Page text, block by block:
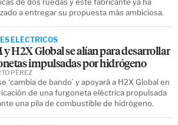
a entregar su propuesta más ambiciosa.
ELÉCTRICOS
H2X Global se alían para desarrollar
impulsadas por hidrógeno
‘cambia de bando’ y apoyará a H2X Global en
de una furgoneta eléctrica propulsada
una pila de combustible de hidrógeno.
PÉREZ